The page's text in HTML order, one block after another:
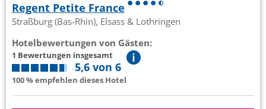
Regent Petite France
Straßburg (Bas-Rhin), Elsass & Lothringen
Hotelbewertungen von Gästen:
1 Bewertungen insgesamt
5,6 von 6
100 % empfehlen dieses Hotel